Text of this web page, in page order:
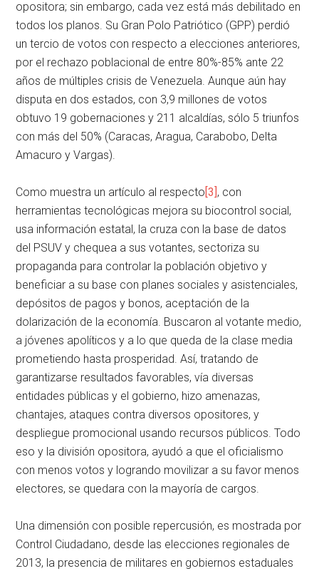
opositora; sin embargo, cada vez está más debilitado en
todos los planos. Su Gran Polo Patriótico (GPP) perdió
un tercio de votos con respecto a elecciones anteriores,
por el rechazo poblacional de entre 80%-85% ante 22
años de múltiples crisis de Venezuela. Aunque aún hay
disputa en dos estados, con 3,9 millones de votos
obtuvo 19 gobernaciones y 211 alcaldías, sólo 5 triunfos
con más del 50% (Caracas, Aragua, Carabobo, Delta
Amacuro y Vargas).
Como muestra un artículo al respecto [3] , con
herramientas tecnológicas mejora su biocontrol social,
usa información estatal, la cruza con la base de datos
del PSUV y chequea a sus votantes, sectoriza su
propaganda para controlar la población objetivo y
beneficiar a su base con planes sociales y asistenciales,
depósitos de pagos y bonos, aceptación de la
dolarización de la economía. Buscaron al votante medio,
a jóvenes apolíticos y a lo que queda de la clase media
prometiendo hasta prosperidad. Así, tratando de
garantizarse resultados favorables, vía diversas
entidades públicas y el gobierno, hizo amenazas,
chantajes, ataques contra diversos opositores, y
despliegue promocional usando recursos públicos. Todo
eso y la división opositora, ayudó a que el oficialismo
con menos votos y logrando movilizar a su favor menos
electores, se quedara con la mayoría de cargos.
Una dimensión con posible repercusión, es mostrada por
Control Ciudadano, desde las elecciones regionales de
2013, la presencia de militares en gobiernos estaduales